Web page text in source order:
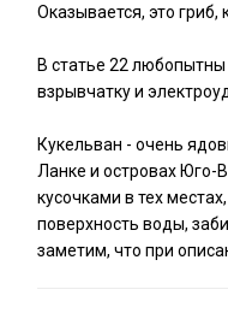
Оказывается, это
В статье 22
взрывчатку и
Кукельван - очень
Ланке и островах Юго-
кусочками в тех
поверхность воды,
заметим, что при